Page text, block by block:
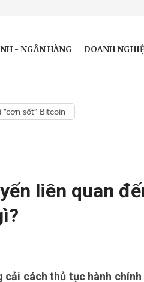
- NGÂN HÀNG DOANH
sốt” Bitcoin
liên quan
cách thủ tục hành